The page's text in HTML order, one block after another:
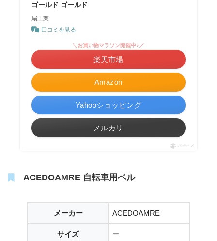
ゴールド ゴールド
扇工業
口コミを見る
Amazon
＼お買い物マラソン開催中♪／
楽天市場
Yahooショッピング
メルカリ
ポチップ
ACEDOAMRE 自転車用ベル
メーカー ACEDOAMRE
サイズ ー